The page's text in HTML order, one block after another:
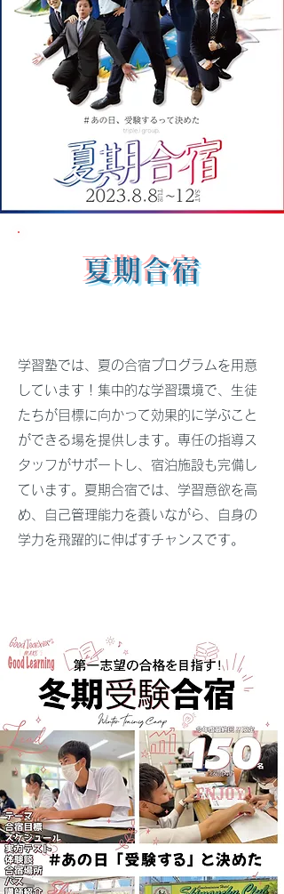
​夏期合宿
学習塾では、夏の合宿プログラムを用意
しています！集中的な学習環境で、生徒
たちが目標に向かって効果的に学ぶこと
ができる場を提供します。専任の指導ス
タッフがサポートし、宿泊施設も完備し
ています。夏期合宿では、学習意欲を高
め、自己管理能力を養いながら、自身の
学力を飛躍的に伸ばすチャンスです。